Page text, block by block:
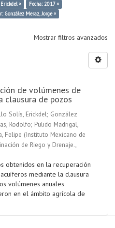
×
Fecha: 2017 ×
González Meraz, Jorge ×
Mostrar filtros avanzados
de volúmenes de
clausura de pozos
Solís, Erickdel; González
Rodolfo; Pulido Madrigal,
Felipe (Instituto Mexicano de
de Riego y Drenaje.,
obtenidos en la recuperación
mediante la clausura
volúmenes anuales
en el ámbito agrícola de